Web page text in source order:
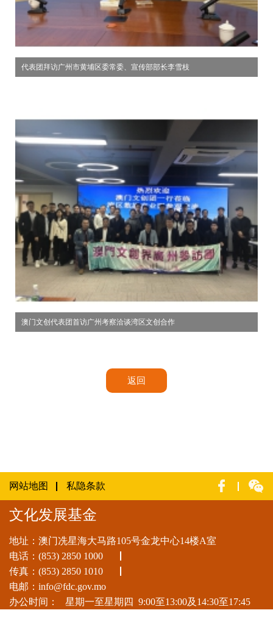
代表团拜访广州市黄埔区委常委、宣传部部长李雪枝
澳门文创代表团首访广州考察洽谈湾区文创合作
返回
网站地图 私隐条款
文化发展基金
地址：澳门冼星海大马路105号金龙中心14楼A室
电话： (853) 2850 1000
传真：(853) 2850 1010
电邮： info@fdc.gov.mo
办公时间： 星期一至星期四 9:00至13:00及14:30至17:45